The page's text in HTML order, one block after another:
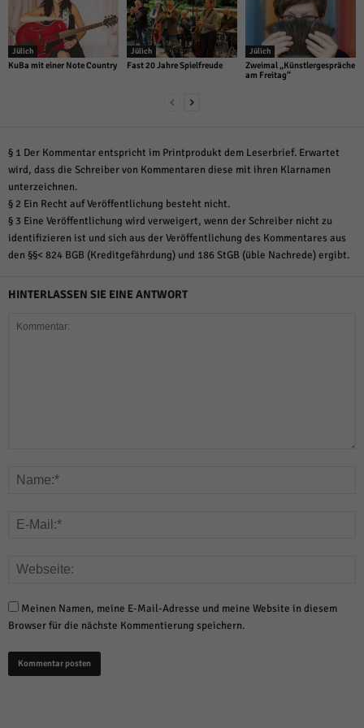
Jülich
KuBa mit einer Note Country
Jülich
Fast 20 Jahre Spielfreude
Jülich
Zweimal „Künstlergespräche
am Freitag“
§ 1 Der Kommentar entspricht im Printprodukt dem Leserbrief. Erwartet
wird, dass die Schreiber von Kommentaren diese mit ihren Klarnamen
unterzeichnen.
§ 2 Ein Recht auf Veröffentlichung besteht nicht.
§ 3 Eine Veröffentlichung wird verweigert, wenn der Schreiber nicht zu
identifizieren ist und sich aus der Veröffentlichung des Kommentares aus
den §§< 824 BGB (Kreditgefährdung) und 186 StGB (üble Nachrede) ergibt.
HINTERLASSEN SIE EINE ANTWORT
Meinen Namen, meine E-Mail-Adresse und meine Website in diesem
Browser für die nächste Kommentierung speichern.